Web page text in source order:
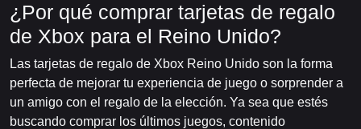
¿Por qué comprar tarjetas de regalo
de Xbox para el Reino Unido?
Las tarjetas de regalo de Xbox Reino Unido son la forma
perfecta de mejorar tu experiencia de juego o sorprender a
un amigo con el regalo de la elección. Ya sea que estés
buscando comprar los últimos juegos, contenido